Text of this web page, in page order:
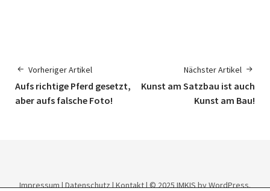
Vorheriger Artikel
Aufs richtige Pferd gesetzt,
aber aufs falsche Foto!
Nächster Artikel
Kunst am Satzbau ist auch
Kunst am Bau!
Impressum|Datenschutz|Kontakt| © 2025IMKISby WordPress.